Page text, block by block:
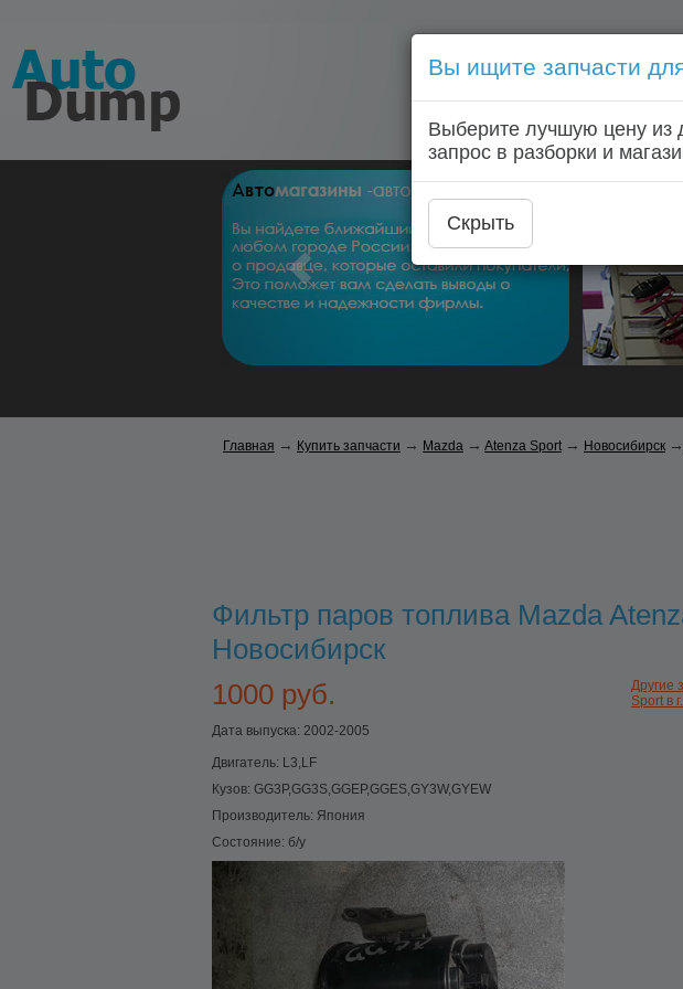
Голосовой запрос
Главная
Главная → Купить запчасти → Mazda → Atenza Sport → Новосибирск →
Фильтр паров топлива Mazda
Новосибирск
Другие
Sport в
1000 руб.
Дата выпуска: 2002-2005
Двигатель: L3,LF
Кузов: GG3P,GG3S,GGEP,GGES,GY3W,GYEW
Производитель: Япония
Состояние: б/у
Вы ищите запчасти
Выберите лучшую цену из
запрос в разборки и
Скрыть